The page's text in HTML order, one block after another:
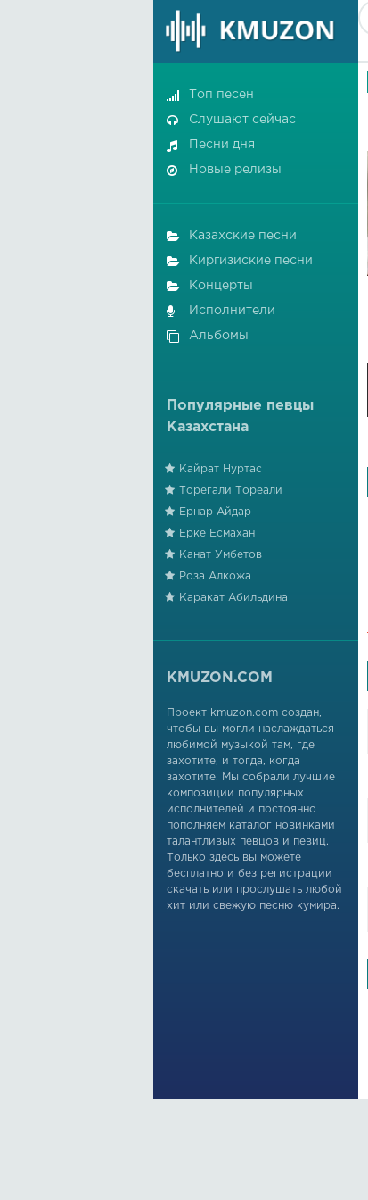
Топ песен
Слушают сейчас
Песни дня
Новые релизы
Казахские песни
Киргизиские песни
Концерты
Исполнители
Альбомы
Популярные певцы
Казахстана
Кайрат Нуртас
Торегали Тореали
Ернар Айдар
Ерке Есмахан
Канат Умбетов
Роза Алкожа
Каракат Абильдина
KMUZON.COM
Проект kmuzon.com создан,
чтобы вы могли наслаждаться
любимой музыкой там, где
захотите, и тогда, когда
захотите. Мы собрали лучшие
композиции популярных
исполнителей и постоянно
пополняем каталог новинками
талантливых певцов и певиц.
Только здесь вы можете
бесплатно и без регистрации
скачать или прослушать любой
хит или свежую песню кумира.